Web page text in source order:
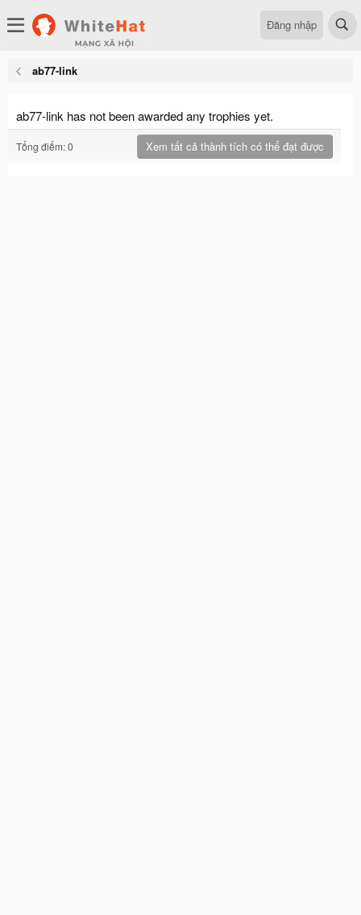
Đăng nhập
ab77-link
ab77-link has not been awarded any trophies yet.
Tổng điểm: 0 Xem tất cả thành tích có thể đạt được